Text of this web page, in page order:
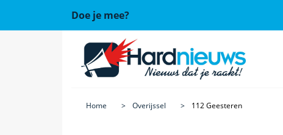
Doe je mee?
Home Overijssel 112 Geesteren